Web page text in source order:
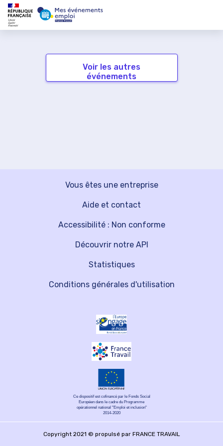
Voir les autres
événements
Vous êtes une entreprise
Découvrir notre API
Aide et contact
Statistiques
Accessibilité : Non conforme
Conditions générales d'utilisation
Ce dispositif est cofinancé par le Fonds Social
Européen dans le cadre du Programme
opérationnel national "Emploi et inclusion"
2014-2020
Copyright 2021 © propulsé par FRANCE TRAVAIL